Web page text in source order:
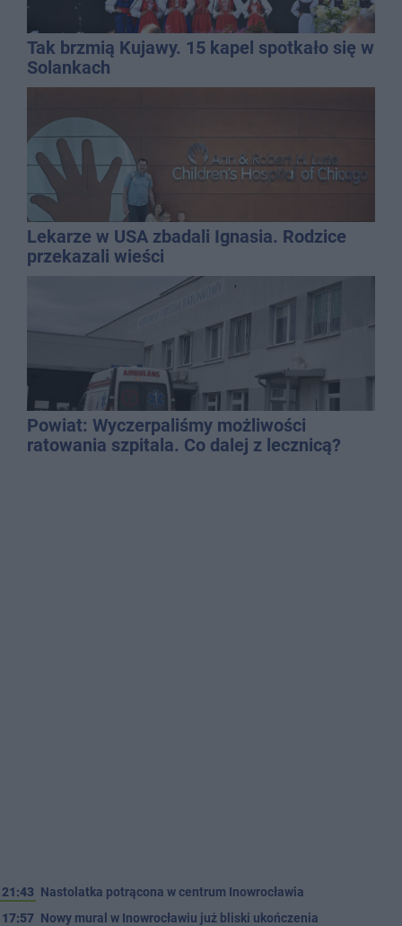
Tak brzmią Kujawy. 15 kapel spotkało się w
Solankach
Lekarze w USA zbadali Ignasia. Rodzice
przekazali wieści
Powiat: Wyczerpaliśmy możliwości
ratowania szpitala. Co dalej z lecznicą?
21:43 Nastolatka potrącona w centrum Inowrocławia
17:57 Nowy mural w Inowrocławiu już bliski ukończenia